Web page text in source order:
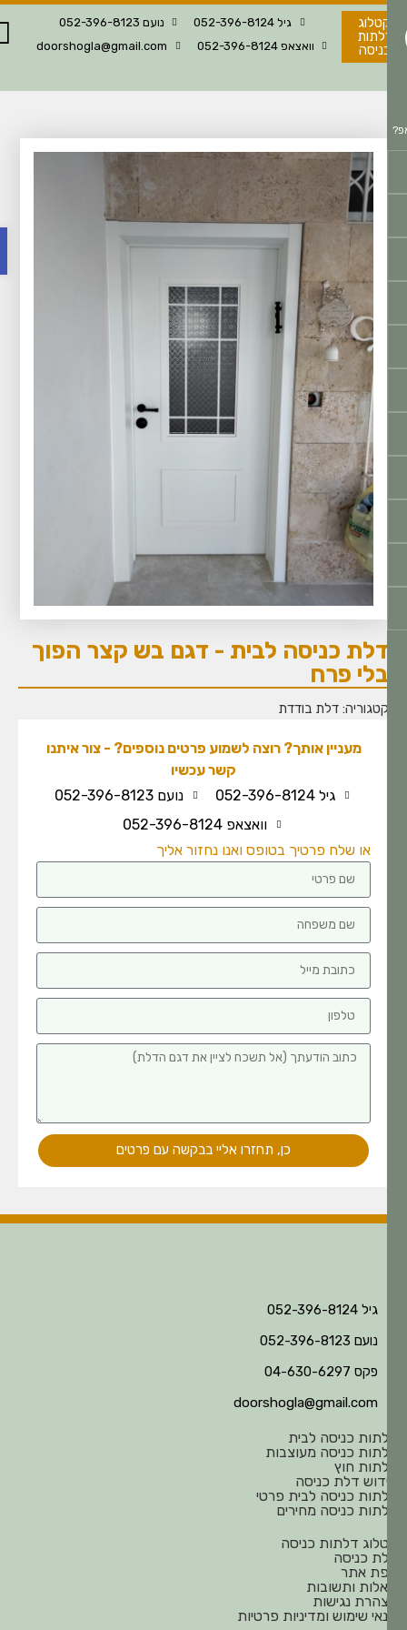
גיל 052-396-8124
נועם 052-396-8123
וואצאפ 052-396-8124
doorshogla@gmail.com
כניסה לבית - דגם בש קצר הפוך
פרח
דלת בודדת
מעניין אותך? רוצה לשמוע פרטים נוספים? - צור איתנו
קשר עכשיו
גיל 052-396-8124
נועם 052-396-8123
וואצאפ 052-396-8124
או שלח פרטיך בטופס ואנו נחזור אליך
כן, תחזרו אליי בבקשה עם פרטים
גיל 052-396-8124
נועם 052-396-8123
פקס 04-630-6297
doorshogla@gmail.com
כניסה לבית
כניסה מעוצבות
חוץ
דלת כניסה
כניסה לבית פרטי
כניסה מחירים
דלתות כניסה
כניסה
אתר
ותשובות
נגישות
שימוש ומדיניות פרטיות